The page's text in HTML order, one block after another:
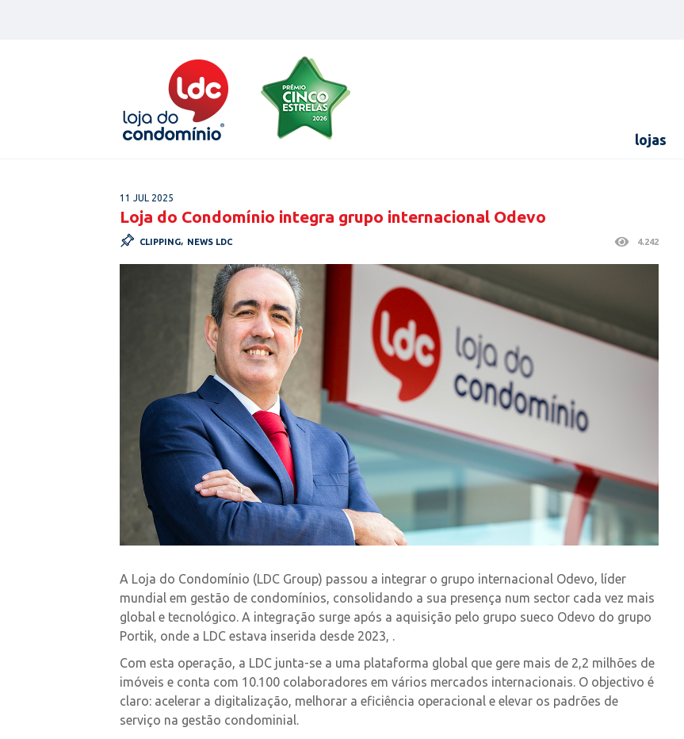
lojas
11 JUL 2025
Loja do Condomínio integra grupo internacional Odevo
CLIPPING, NEWS LDC 4.242
A Loja do Condomínio (LDC Group) passou a integrar o grupo internacional Odevo, líder
mundial em gestão de condomínios, consolidando a sua presença num sector cada vez mais
global e tecnológico. A integração surge após a aquisição pelo grupo sueco Odevo do grupo
Portik, onde a LDC estava inserida desde 2023, .
Com esta operação, a LDC junta-se a uma plataforma global que gere mais de 2,2 milhões de
imóveis e conta com 10.100 colaboradores em vários mercados internacionais. O objectivo é
claro: acelerar a digitalização, melhorar a eficiência operacional e elevar os padrões de
serviço na gestão condominial.